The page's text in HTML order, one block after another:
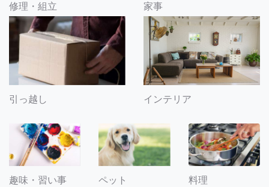
修理・組立 家事
引っ越し インテリア
趣味・習い事 ペット 料理